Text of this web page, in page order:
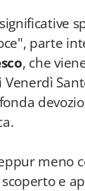
parte
, che
Venerdì
meno
e